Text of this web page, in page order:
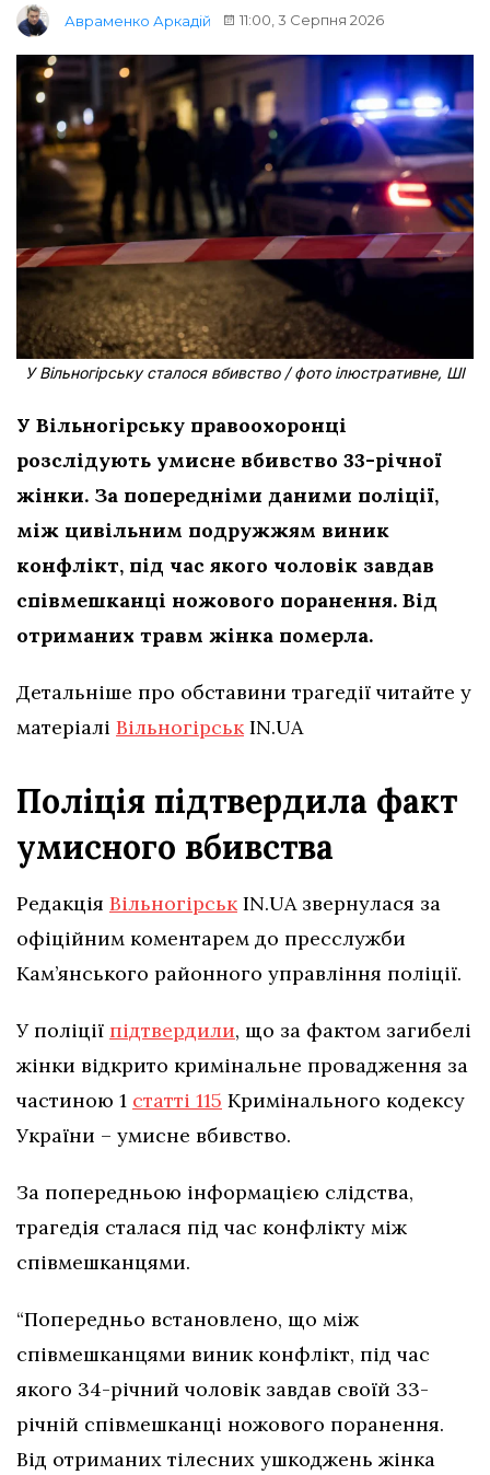
Авраменко Аркадій 11:00, 3 Серпня 2026
У Вільногірську сталося вбивство / фото ілюстративне, ШІ
У Вільногірську правоохоронці
розслідують умисне вбивство 33-річної
жінки. За попередніми даними поліції,
між цивільним подружжям виник
конфлікт, під час якого чоловік завдав
співмешканці ножового поранення. Від
отриманих травм жінка померла.
Детальніше про обставини трагедії читайте у
матеріалі ВільногірськIN.UA
Поліція підтвердила факт
умисного вбивства
Редакція ВільногірськIN.UA звернулася за
офіційним коментарем до пресслужби
Кам’янського районного управління поліції.
У поліції підтвердили, що за фактом загибелі
жінки відкрито кримінальне провадження за
частиною 1 статті 115 Кримінального кодексу
України – умисне вбивство.
За попередньою інформацією слідства,
трагедія сталася під час конфлікту між
співмешканцями.
“Попередньо встановлено, що між
співмешканцями виник конфлікт, під час
якого 34-річний чоловік завдав своїй 33-
річній співмешканці ножового поранення.
Від отриманих тілесних ушкоджень жінка